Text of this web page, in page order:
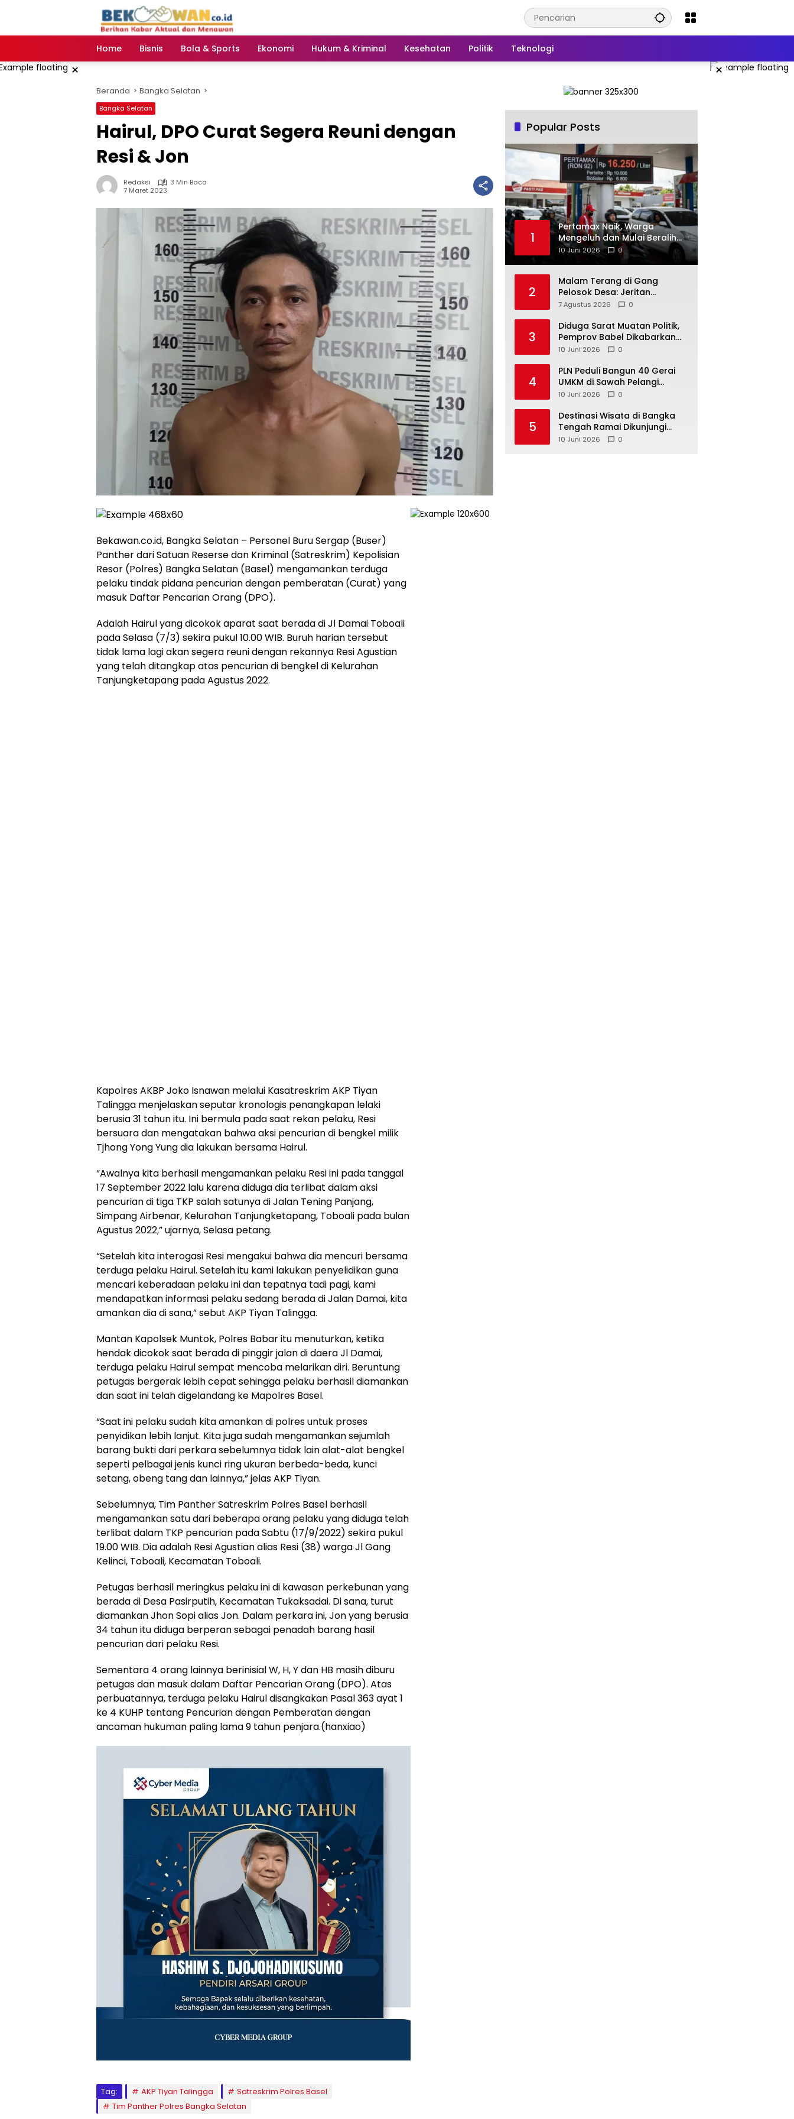
Home
Bisnis Bola & Sports Ekonomi Hukum & Kriminal Kesehatan Politik Teknologi
× ×
Beranda Bangka Selatan
Bangka Selatan
Hairul, DPO Curat Segera Reuni dengan
Resi & Jon
Redaksi
3 Min Baca
7 Maret 2023
Bekawan.co.id, Bangka Selatan – Personel Buru Sergap (Buser)
Panther dari Satuan Reserse dan Kriminal (Satreskrim) Kepolisian
Resor (Polres) Bangka Selatan (Basel) mengamankan terduga
pelaku tindak pidana pencurian dengan pemberatan (Curat) yang
masuk Daftar Pencarian Orang (DPO).
Adalah Hairul yang dicokok aparat saat berada di Jl Damai Toboali
pada Selasa (7/3) sekira pukul 10.00 WIB. Buruh harian tersebut
tidak lama lagi akan segera reuni dengan rekannya Resi Agustian
yang telah ditangkap atas pencurian di bengkel di Kelurahan
Tanjungketapang pada Agustus 2022.
Kapolres AKBP Joko Isnawan melalui Kasatreskrim AKP Tiyan
Talingga menjelaskan seputar kronologis penangkapan lelaki
berusia 31 tahun itu. Ini bermula pada saat rekan pelaku, Resi
bersuara dan mengatakan bahwa aksi pencurian di bengkel milik
Tjhong Yong Yung dia lakukan bersama Hairul.
“Awalnya kita berhasil mengamankan pelaku Resi ini pada tanggal
17 September 2022 lalu karena diduga dia terlibat dalam aksi
pencurian di tiga TKP salah satunya di Jalan Tening Panjang,
Simpang Airbenar, Kelurahan Tanjungketapang, Toboali pada bulan
Agustus 2022,” ujarnya, Selasa petang.
“Setelah kita interogasi Resi mengakui bahwa dia mencuri bersama
terduga pelaku Hairul. Setelah itu kami lakukan penyelidikan guna
mencari keberadaan pelaku ini dan tepatnya tadi pagi, kami
mendapatkan informasi pelaku sedang berada di Jalan Damai, kita
amankan dia di sana,” sebut AKP Tiyan Talingga.
Mantan Kapolsek Muntok, Polres Babar itu menuturkan, ketika
hendak dicokok saat berada di pinggir jalan di daera Jl Damai,
terduga pelaku Hairul sempat mencoba melarikan diri. Beruntung
petugas bergerak lebih cepat sehingga pelaku berhasil diamankan
dan saat ini telah digelandang ke Mapolres Basel.
“Saat ini pelaku sudah kita amankan di polres untuk proses
penyidikan lebih lanjut. Kita juga sudah mengamankan sejumlah
barang bukti dari perkara sebelumnya tidak lain alat-alat bengkel
seperti pelbagai jenis kunci ring ukuran berbeda-beda, kunci
setang, obeng tang dan lainnya,” jelas AKP Tiyan.
Sebelumnya, Tim Panther Satreskrim Polres Basel berhasil
mengamankan satu dari beberapa orang pelaku yang diduga telah
terlibat dalam TKP pencurian pada Sabtu (17/9/2022) sekira pukul
19.00 WIB. Dia adalah Resi Agustian alias Resi (38) warga Jl Gang
Kelinci, Toboali, Kecamatan Toboali.
Petugas berhasil meringkus pelaku ini di kawasan perkebunan yang
berada di Desa Pasirputih, Kecamatan Tukaksadai. Di sana, turut
diamankan Jhon Sopi alias Jon. Dalam perkara ini, Jon yang berusia
34 tahun itu diduga berperan sebagai penadah barang hasil
pencurian dari pelaku Resi.
Sementara 4 orang lainnya berinisial W, H, Y dan HB masih diburu
petugas dan masuk dalam Daftar Pencarian Orang (DPO). Atas
perbuatannya, terduga pelaku Hairul disangkakan Pasal 363 ayat 1
ke 4 KUHP tentang Pencurian dengan Pemberatan dengan
ancaman hukuman paling lama 9 tahun penjara.(hanxiao)
Tag: AKP Tiyan Talingga
Satreskrim Polres Basel
Tim Panther Polres Bangka Selatan
Popular Posts
1
‎Pertamax Naik, Warga
Mengeluh dan Mulai Beralih
ke Pertalite Meski Harus Antre
10 Juni 2026 0
2
Malam Terang di Gang
Pelosok Desa: Jeritan
Harapan Ketua APDESI
Babel
7 Agustus 2026 0
3
‎Diduga Sarat Muatan Politik,
Pemprov Babel Dikabarkan
Lakukan Rotasi Besar-
10 Juni 2026 0
4
‎PLN Peduli Bangun 40 Gerai
UMKM di Sawah Pelangi
Namang, Dorong
10 Juni 2026 0
5
‎Destinasi Wisata di Bangka
Tengah Ramai Dikunjungi
Masyarakat Saat Libur dan
10 Juni 2026 0